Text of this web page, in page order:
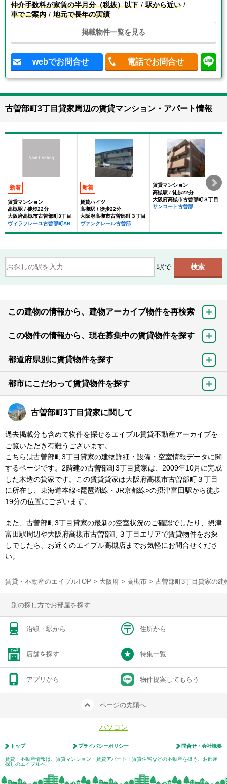
仲介手数料が家賃の半月分（税抜）以下
駅から近い
車でご案内
地元で長年の実績
掲載物件一覧を見る
webでお問合せ 電話でお問合せ
古曽部町3丁目貸家周辺の賃貸マンション・アパート情報
新着
賃貸マンション
高槻駅 / 徒歩22分
大阪府高槻市古曽部町3丁目
ヴィラソレーユ古曽部町AB
新着
賃貸ハイツ
高槻駅 / 徒歩22分
大阪府高槻市古曽部町３丁目
ヴァンクレール古曽部
賃貸マンション
高槻駅 / 徒歩22分
大阪府高槻市古曽部町３丁目
サンコート古曽部
駅で
この建物の情報から、建物アーカイブ物件を再検索
この物件の情報から、現在募集中の賃貸物件を探す
都道府県別に賃貸物件を探す
都市にこだわって賃貸物件を探す
古曽部町3丁目貸家に関して
過去掲載分も含めて物件を探せるエイブル賃貸不動産アーカイブを
ご覧いただき有難うございます。
こちらは古曽部町3丁目貸家の建物詳細・設備・空室情報データに関
するページです。2階建の古曽部町3丁目貸家は、2009年10月に完成
した木造の貸家です。この賃貸貸家は大阪府高槻市古曽部町３丁目
に所在し、東海道本線<琵琶湖線・JR京都線>の摂津富田駅から徒歩
19分の位置にございます。
また、古曽部町3丁目貸家の最新の空室状況のご確認でしたり、摂津
富田駅周辺や大阪府高槻市古曽部町３丁目エリアで賃貸物件をお探
しでしたら、お近くのエイブル高槻店までお気軽にお問合せくださ
い。
賃貸・不動産のエイブルTOP > 大阪府 > 高槻市 > 古曽部町3丁目貸家の
別の探し方でお部屋を探す
沿線・駅から 住所から
店舗を探す 特集一覧
アプリから 物件提案してもらう
ページの先頭へ
パソコン
トップ プライバシーポリシー 問合せ・会社概要
賃貸・不動産情報は、賃貸マンション・賃貸アパート・賃貸住宅などの不動産を扱う、お部屋
探しのエイブルへ